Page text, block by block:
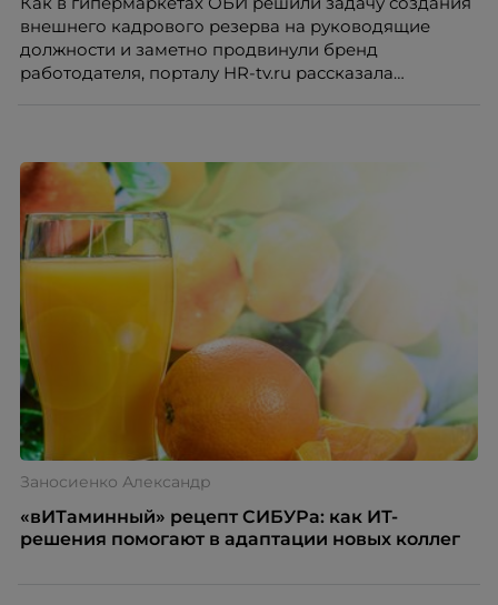
внешнего кадрового резерва на руководящие
должности и заметно продвинули бренд
работодателя, порталу HR-tv.ru рассказала
Заносиенко Александр
«вИТаминный» рецепт СИБУРа: как ИТ-
решения помогают в адаптации новых коллег